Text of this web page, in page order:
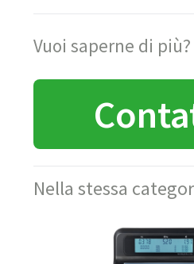
Vuoi saperne di più?
Nella stessa